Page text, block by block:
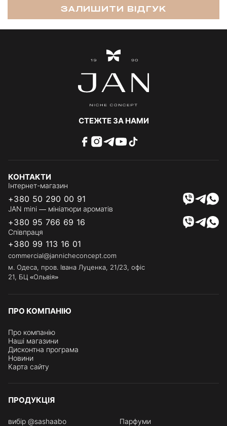
ЗАЛИШИТИ ВІДГУК
СТЕЖТЕ ЗА НАМИ
ПРО КОМПАНІЮ
Про компанію
Наші магазини
Дисконтна програма
Новини
Карта сайту
ПРОДУКЦІЯ
вибір @sashaabo Парфуми
КОНТАКТИ
Інтернет-магазин
+380 50 290 00 91
JAN mini — мініатюри ароматів
+380 95 766 69 16
Співпраця
+380 99 113 16 01
commercial@jannicheconcept.com
м. Одеса, пров. Івана Луценка, 21/23, офіс
21, БЦ «Ольвія»